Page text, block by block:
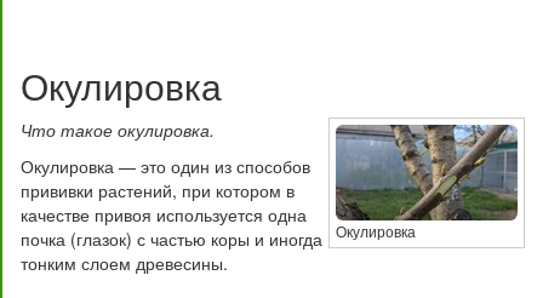
Окулировка
Окулировка
Что такое окулировка.
Окулировка — это один из способов
прививки растений, при котором в
качестве привоя используется одна
почка (глазок) с частью коры и иногда
тонким слоем древесины.